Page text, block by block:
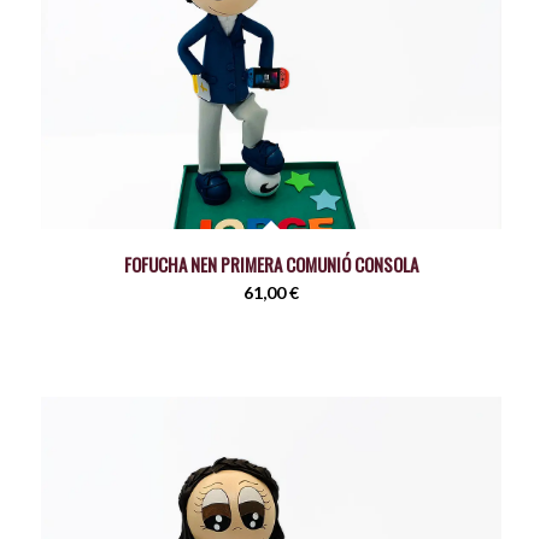
FOFUCHA NEN PRIMERA COMUNIÓ CONSOLA
61,00€